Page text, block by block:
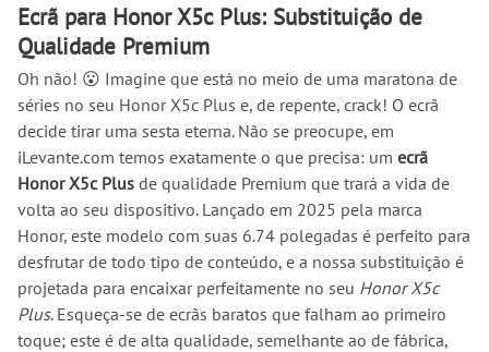
Ecrã para Honor X5c Plus: Substituição de
Qualidade Premium
Oh não! 😮 Imagine que está no meio de uma maratona de
séries no seu Honor X5c Plus e, de repente, crack! O ecrã
decide tirar uma sesta eterna. Não se preocupe, em
iLevante.com temos exatamente o que precisa: um ecrã
Honor X5c Plus de qualidade Premium que trará a vida de
volta ao seu dispositivo. Lançado em 2025 pela marca
Honor, este modelo com suas 6.74 polegadas é perfeito para
desfrutar de todo tipo de conteúdo, e a nossa substituição é
projetada para encaixar perfeitamente no seu Honor X5c
Plus. Esqueça-se de ecrãs baratos que falham ao primeiro
toque; este é de alta qualidade, semelhante ao de fábrica,